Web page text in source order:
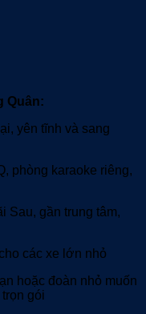
Quân:
yên tĩnh và sang
phòng karaoke riêng,
Sau, gần trung tâm,
các xe lớn nhỏ
hoặc đoàn nhỏ muốn
gói